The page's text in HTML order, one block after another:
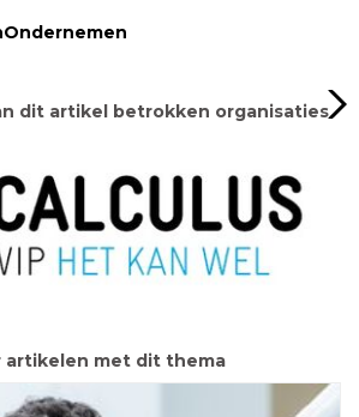
dit artikel betrokken organisaties
artikelen met dit thema